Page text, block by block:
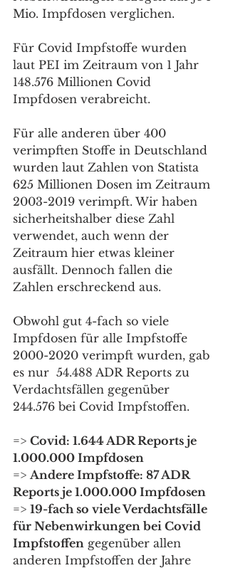
Mio. Impfdosen verglichen.
Für Covid Impfstoffe wurden
laut PEI im Zeitraum von 1 Jahr
148.576 Millionen Covid
Impfdosen verabreicht.
Für alle anderen über 400
verimpften Stoffe in Deutschland
wurden laut Zahlen von Statista
625 Millionen Dosen im Zeitraum
2003-2019 verimpft. Wir haben
sicherheitshalber diese Zahl
verwendet, auch wenn der
Zeitraum hier etwas kleiner
ausfällt. Dennoch fallen die
Zahlen erschreckend aus.
Obwohl gut 4-fach so viele
Impfdosen für alle Impfstoffe
2000-2020 verimpft wurden, gab
es nur  54.488 ADR Reports zu
Verdachtsfällen gegenüber
244.576 bei Covid Impfstoffen.
=> Covid: 1.644 ADR Reports je
1.000.000 Impfdosen
=> Andere Impfstoffe: 87 ADR
Reports je 1.000.000 Impfdosen
=> 19-fach so viele Verdachtsfälle
für Nebenwirkungen bei Covid
Impfstoffen gegenüber allen
anderen Impfstoffen der Jahre